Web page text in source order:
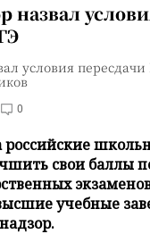
назвал
условия
0
российские
свои баллы
учебные